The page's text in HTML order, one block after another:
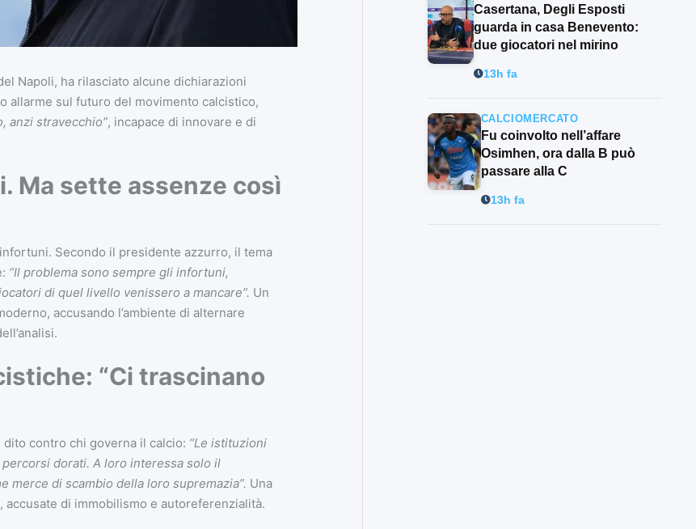
Napoli, ha rilasciato alcune dichiarazioni
allarme sul futuro del movimento calcistico,
anzi stravecchio”, incapace di innovare e di
Ma sette assenze così
Secondo il presidente azzurro, il tema
“Il problema sono sempre gli infortuni,
di quel livello venissero a mancare”. Un
accusando l’ambiente di alternare
“Ci trascinano
contro chi governa il calcio: “Le istituzioni
dorati. A loro interessa solo il
merce di scambio della loro supremazia”. Una
accusate di immobilismo e autoreferenzialità.
Casertana, Degli Esposti
guarda in casa Benevento:
due giocatori nel mirino
13h fa
CALCIOMERCATO
Fu coinvolto nell’affare
Osimhen, ora dalla B può
passare alla C
13h fa